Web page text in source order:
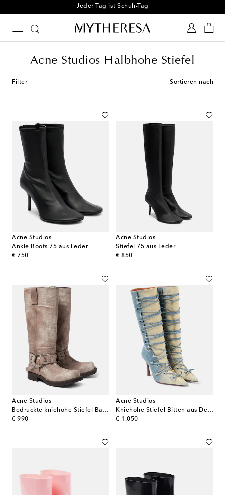
Jeder Tag ist Schuh-Tag
Acne Studios Halbhohe Stiefel
Filter Sortieren nach
Acne Studios
Ankle Boots 75 aus Leder
€ 750
original price
Acne Studios
Stiefel 75 aus Leder
€ 850
original price
Acne Studios
Bedruckte kniehohe Stiefel Balius 35
€ 990
original price
Acne Studios
Kniehohe Stiefel Bitten aus Denim
€ 1.050
original price